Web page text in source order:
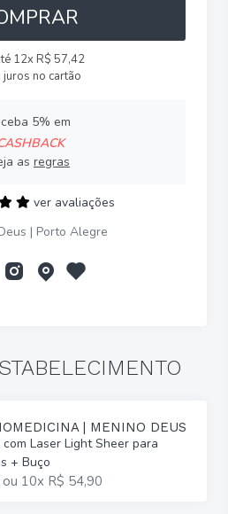
12x R$ 57,42
juros no cartão
5% em
as regras
ver avaliações
| Porto Alegre
| MENINO DEUS
Laser Light Sheer para
+ Buço
ou 10x R$ 54,90